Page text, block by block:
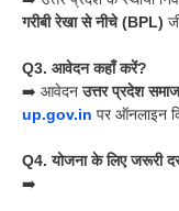
गरीबी रेखा से नीचे (BPL)
Q3. आवेदन कहाँ करें?
➡️ आवेदनउत्तर प्रदेश
up.gov.in पर ऑनलाइन
Q4. योजना के लिए जरूरी
➡️